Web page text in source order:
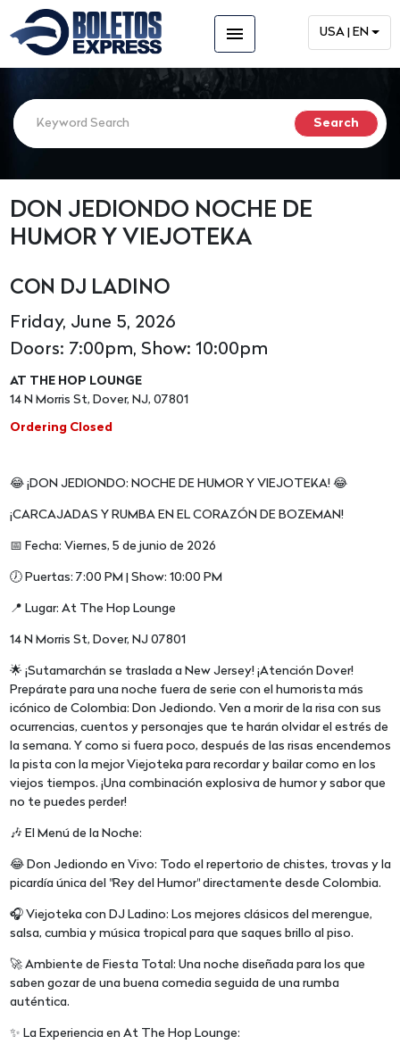
menu USA | EN
DON JEDIONDO NOCHE DE
HUMOR Y VIEJOTEKA
CON DJ LADINO
Friday, June 5, 2026
Doors: 7:00pm, Show: 10:00pm
AT THE HOP LOUNGE
14 N Morris St, Dover, NJ, 07801
Ordering Closed
😂 ¡DON JEDIONDO: NOCHE DE HUMOR Y VIEJOTEKA! 😂
¡CARCAJADAS Y RUMBA EN EL CORAZÓN DE BOZEMAN!
📅 Fecha: Viernes, 5 de junio de 2026
🕖 Puertas: 7:00 PM | Show: 10:00 PM
📍 Lugar: At The Hop Lounge
14 N Morris St, Dover, NJ 07801
🌟 ¡Sutamarchán se traslada a New Jersey! ¡Atención Dover!
Prepárate para una noche fuera de serie con el humorista más
icónico de Colombia: Don Jediondo. Ven a morir de la risa con sus
ocurrencias, cuentos y personajes que te harán olvidar el estrés de
la semana. Y como si fuera poco, después de las risas encendemos
la pista con la mejor Viejoteka para recordar y bailar como en los
viejos tiempos. ¡Una combinación explosiva de humor y sabor que
no te puedes perder!
🎶 El Menú de la Noche:
😂 Don Jediondo en Vivo: Todo el repertorio de chistes, trovas y la
picardía única del "Rey del Humor" directamente desde Colombia.
🎧 Viejoteka con DJ Ladino: Los mejores clásicos del merengue,
salsa, cumbia y música tropical para que saques brillo al piso.
🚀 Ambiente de Fiesta Total: Una noche diseñada para los que
saben gozar de una buena comedia seguida de una rumba
auténtica.
✨ La Experiencia en At The Hop Lounge: